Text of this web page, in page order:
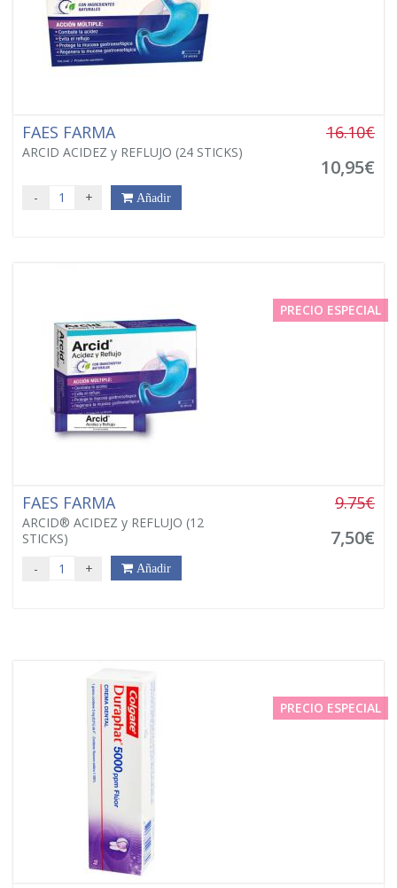
FAES FARMA
ARCID ACIDEZ y REFLUJO (24 STICKS)
16.10€
10,95€
- + Añadir
PRECIO ESPECIAL
FAES FARMA
ARCID® ACIDEZ y REFLUJO (12
STICKS)
9.75€
7,50€
- + Añadir
PRECIO ESPECIAL